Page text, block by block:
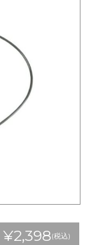
¥2,398(税込)